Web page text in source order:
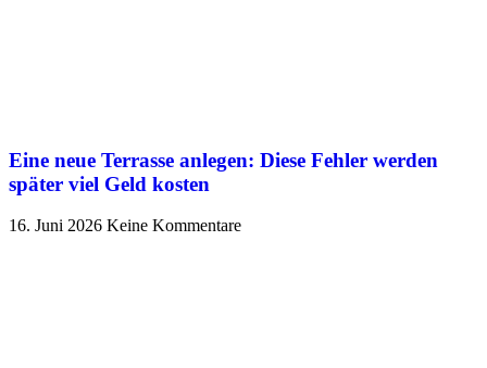
Eine neue Terrasse anlegen: Diese Fehler werden
später viel Geld kosten
16. Juni 2026 Keine Kommentare